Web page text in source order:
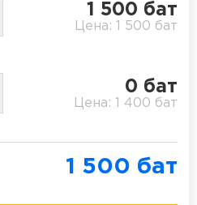
1 500 бат
Цена: 1 500 бат
0 бат
Цена: 1 400 бат
1 500 бат